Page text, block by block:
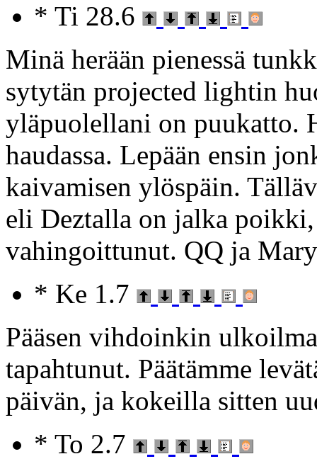
* Ti 28.6
Minä herään pienessä
sytytän projected lightin
yläpuolellani on puukatto.
haudassa. Lepään ensin
kaivamisen ylöspäin.
eli Deztalla on jalka
vahingoittunut. QQ ja
* Ke 1.7
Pääsen vihdoinkin
tapahtunut. Päätämme
päivän, ja kokeilla sitten
* To 2.7